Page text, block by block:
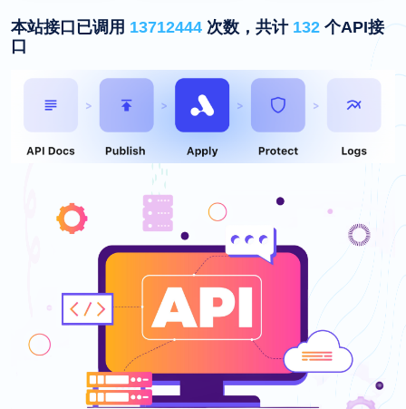
本站接口已调用 13712444 次数，共计 132 个API接
口